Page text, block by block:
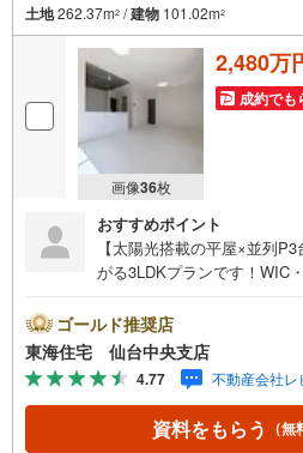
土地262.37m2 /建物 101.02m2
画像36枚
2,480万
成約でも
おすすめポイント
【太陽光搭載の平屋×並列
がる3LDKプランです！WIC
お問い合わせ受付中＋**省エ
＆BELS取得*角地の採光を
な生活《教育環境》*小牛田
里中学校 徒歩26分（
57m）《生活環境》*ヨー
10m）*ツルハドラッグ 小
ゴールド推奨店
東海住宅 仙台中央支店
4.77 不動産会社
資料をもらう （無